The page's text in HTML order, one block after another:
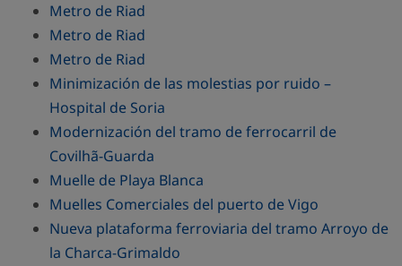
Metro de Riad
Metro de Riad
Metro de Riad
Minimización de las molestias por ruido –
Hospital de Soria
Modernización del tramo de ferrocarril de
Covilhã-Guarda
Muelle de Playa Blanca
Muelles Comerciales del puerto de Vigo
Nueva plataforma ferroviaria del tramo Arroyo de
la Charca-Grimaldo